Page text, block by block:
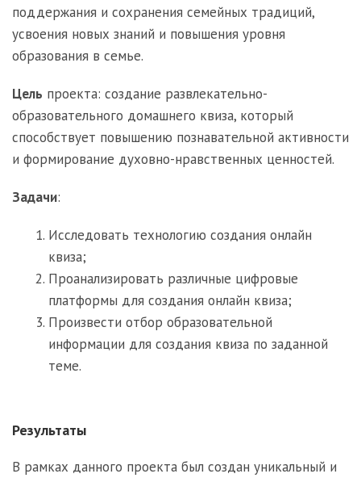
поддержания и сохранения семейных традиций,
усвоения новых знаний и повышения уровня
образования в семье.
Цель проекта: создание развлекательно-
образовательного домашнего квиза, который
способствует повышению познавательной активности
и формирование духовно-нравственных ценностей.
Задачи:
Исследовать технологию создания онлайн
квиза;
Проанализировать различные цифровые
платформы для создания онлайн квиза;
Произвести отбор образовательной
информации для создания квиза по заданной
теме.
Результаты
В рамках данного проекта был создан уникальный и